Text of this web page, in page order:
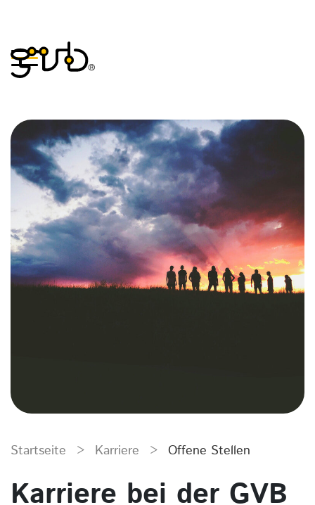
Startseite > Karriere > Offene Stellen
Karriere bei der GVB